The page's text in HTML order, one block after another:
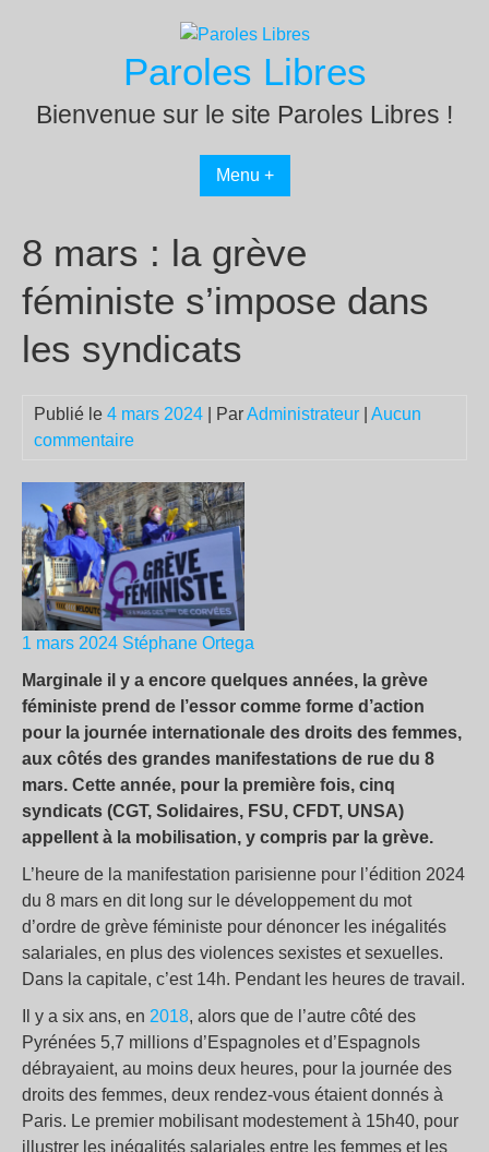
Paroles Libres
Bienvenue sur le site Paroles Libres !
Menu +
8 mars : la grève
féministe s’impose dans
les syndicats
Publié le 4 mars 2024 | ParAdministrateur
Aucun
commentaire
1 mars 2024 Stéphane Ortega
Marginale il y a encore quelques années, la grève
féministe prend de l’essor comme forme d’action
pour la journée internationale des droits des femmes,
aux côtés des grandes manifestations de rue du 8
mars. Cette année, pour la première fois, cinq
syndicats (CGT, Solidaires, FSU, CFDT, UNSA)
appellent à la mobilisation, y compris par la grève.
L’heure de la manifestation parisienne pour l’édition 2024
du 8 mars en dit long sur le développement du mot
d’ordre de grève féministe pour dénoncer les inégalités
salariales, en plus des violences sexistes et sexuelles.
Dans la capitale, c’est 14h. Pendant les heures de travail.
Il y a six ans, en 2018, alors que de l’autre côté des
Pyrénées 5,7 millions d’Espagnoles et d’Espagnols
débrayaient, au moins deux heures, pour la journée des
droits des femmes, deux rendez-vous étaient donnés à
Paris. Le premier mobilisant modestement à 15h40, pour
illustrer les inégalités salariales entre les femmes et les